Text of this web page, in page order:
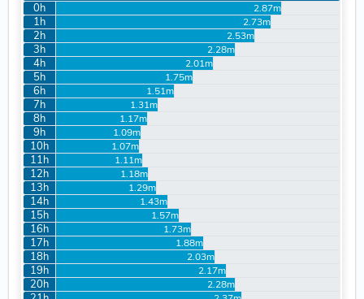
0h 2.87m
1h 2.73m
2h 2.53m
3h 2.28m
4h 2.01m
5h 1.75m
6h 1.51m
7h 1.31m
8h 1.17m
9h 1.09m
10h 1.07m
11h 1.11m
12h 1.18m
13h 1.29m
14h 1.43m
15h 1.57m
16h 1.73m
17h 1.88m
18h 2.03m
19h 2.17m
20h 2.28m